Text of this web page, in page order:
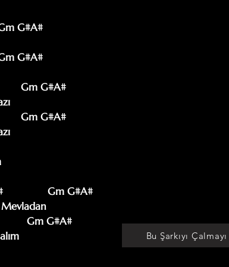
G#A#
G#A#
Gm G#A#
Gm G#A#
Gm G#A#
Gm G#A#
Bu Şarkıyı